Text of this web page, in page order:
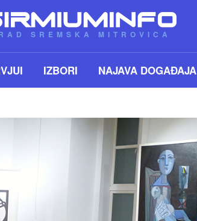
SREMSKA MITROVICA
IZBORI NAJAVA DOGAĐAJA